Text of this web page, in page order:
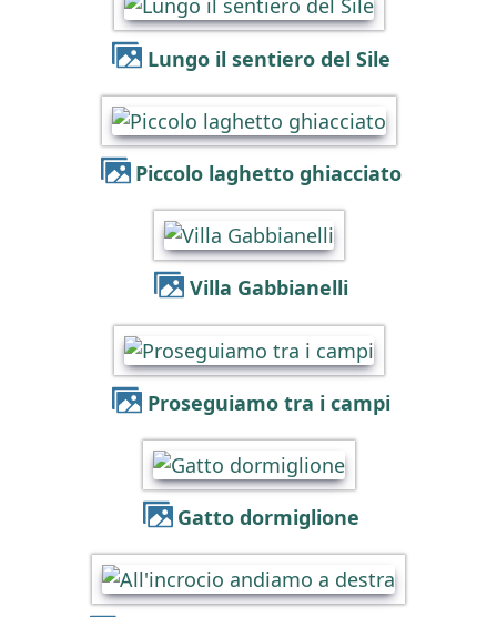
Lungo il sentiero del Sile
Piccolo laghetto ghiacciato
Villa Gabbianelli
Proseguiamo tra i campi
Gatto dormiglione